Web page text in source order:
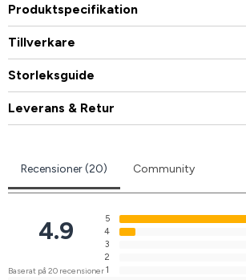
Produktspecifikation
Tillverkare
Storleksguide
Leverans & Retur
Recensioner (20) Community
4.9
Baserat på 20 recensioner
5
4
3
2
1